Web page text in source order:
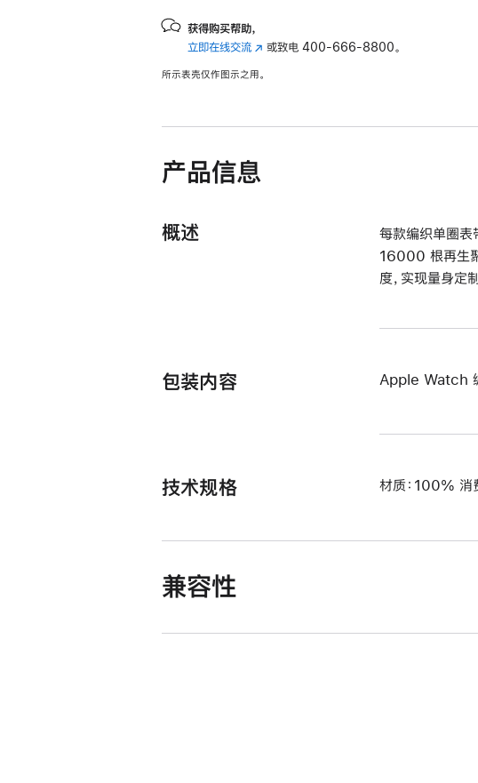
获得购买帮助，
立即在线交流 (在 或致电400-666-8800。
所示表壳仅作图示之用。
产品信息
概述
每款编织单圈表
16000 根再生
度，实现量身定
包装内容 Apple Watch
技术规格 材质：100% 消
兼容性